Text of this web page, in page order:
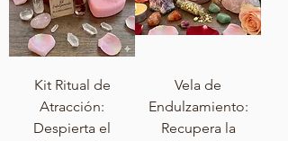
Kit Ritual de
Atracción:
Despierta el
Vela de
Endulzamiento:
Recupera la